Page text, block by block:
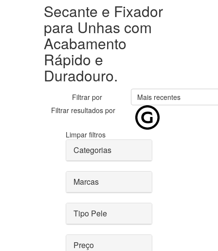
Secante e Fixador
para Unhas com
Acabamento
Rápido e
Duradouro.
Filtrar por
Mais recentes
Filtrar resultados por
Limpar filtros
Categorias
Marcas
Tipo Pele
Preço